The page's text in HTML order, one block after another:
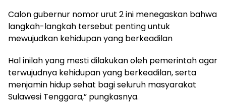
Calon gubernur nomor urut 2 ini menegaskan bahwa
langkah-langkah tersebut penting untuk
mewujudkan kehidupan yang berkeadilan
Hal inilah yang mesti dilakukan oleh pemerintah agar
terwujudnya kehidupan yang berkeadilan, serta
menjamin hidup sehat bagi seluruh masyarakat
Sulawesi Tenggara,” pungkasnya.